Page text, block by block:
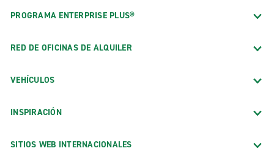
PROGRAMA ENTERPRISE PLUS®
RED DE OFICINAS DE ALQUILER
VEHÍCULOS
INSPIRACIÓN
SITIOS WEB INTERNACIONALES